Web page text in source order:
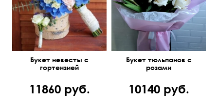
Букет невесты с
гортензией
11860 руб.
Букет тюльпанов с
розами
10140 руб.